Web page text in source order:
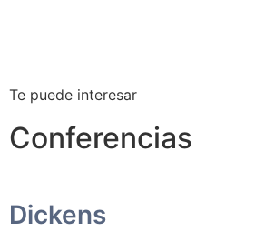
Te puede interesar
Conferencias
Dickens